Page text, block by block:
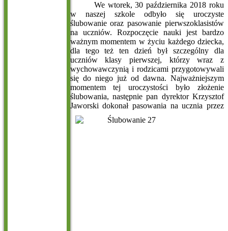
We wtorek, 30 października 2018 roku
w naszej szkole odbyło się uroczyste
ślubowanie oraz pasowanie pierwszoklasistów
na uczniów. Rozpoczęcie nauki jest bardzo
ważnym momentem w życiu każdego dziecka,
dla tego też ten dzień był szczególny dla
uczniów klasy pierwszej, którzy wraz z
wychowawczynią i rodzicami przygotowywali
się do niego już od dawna. Najważniejszym
momentem tej uroczystości było złożenie
ślubowania, następnie pan dyrektor Krzysztof
Jaworski dokonał pasowania na ucznia przez